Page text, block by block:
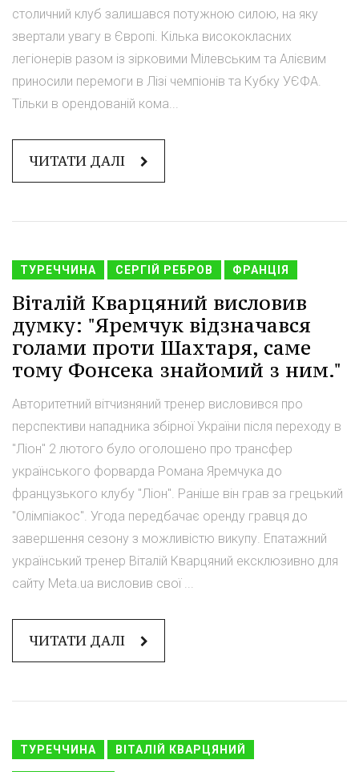
столичний клуб залишався потужною силою, на яку
звертали увагу в Європі. Кілька висококласних
легіонерів разом із зірковими Мілевським та Алієвим
приносили перемоги в Лізі чемпіонів та Кубку УЄФА.
Тільки в орендованій кома...
ЧИТАТИ ДАЛІ
ТУРЕЧЧИНА СЕРГІЙ РЕБРОВ ФРАНЦІЯ
Віталій Кварцяний висловив
думку: "Яремчук відзначався
голами проти Шахтаря, саме
тому Фонсека знайомий з ним."
Авторитетний вітчизняний тренер висловився про
перспективи нападника збірної України після переходу в
"Ліон" 2 лютого було оголошено про трансфер
українського форварда Романа Яремчука до
французького клубу "Ліон". Раніше він грав за грецький
"Олімпіакос". Угода передбачає оренду гравця до
завершення сезону з можливістю викупу. Епатажний
український тренер Віталій Кварцяний ексклюзивно для
сайту Meta.ua висловив свої ...
ЧИТАТИ ДАЛІ
ТУРЕЧЧИНА ВІТАЛІЙ КВАРЦЯНИЙ